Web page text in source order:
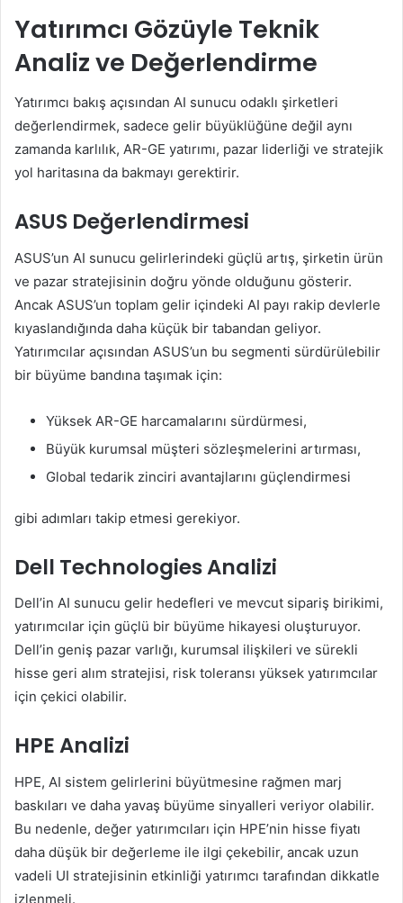
Yatırımcı Gözüyle Teknik
Analiz ve Değerlendirme
Yatırımcı bakış açısından AI sunucu odaklı şirketleri
değerlendirmek, sadece gelir büyüklüğüne değil aynı
zamanda karlılık, AR-GE yatırımı, pazar liderliği ve stratejik
yol haritasına da bakmayı gerektirir.
ASUS Değerlendirmesi
ASUS’un AI sunucu gelirlerindeki güçlü artış, şirketin ürün
ve pazar stratejisinin doğru yönde olduğunu gösterir.
Ancak ASUS’un toplam gelir içindeki AI payı rakip devlerle
kıyaslandığında daha küçük bir tabandan geliyor.
Yatırımcılar açısından ASUS’un bu segmenti sürdürülebilir
bir büyüme bandına taşımak için:
Yüksek AR-GE harcamalarını sürdürmesi,
Büyük kurumsal müşteri sözleşmelerini artırması,
Global tedarik zinciri avantajlarını güçlendirmesi
gibi adımları takip etmesi gerekiyor.
Dell Technologies Analizi
Dell’in AI sunucu gelir hedefleri ve mevcut sipariş birikimi,
yatırımcılar için güçlü bir büyüme hikayesi oluşturuyor.
Dell’in geniş pazar varlığı, kurumsal ilişkileri ve sürekli
hisse geri alım stratejisi, risk toleransı yüksek yatırımcılar
için çekici olabilir.
HPE Analizi
HPE, AI sistem gelirlerini büyütmesine rağmen marj
baskıları ve daha yavaş büyüme sinyalleri veriyor olabilir.
Bu nedenle, değer yatırımcıları için HPE’nin hisse fiyatı
daha düşük bir değerleme ile ilgi çekebilir, ancak uzun
vadeli UI stratejisinin etkinliği yatırımcı tarafından dikkatle
izlenmeli.